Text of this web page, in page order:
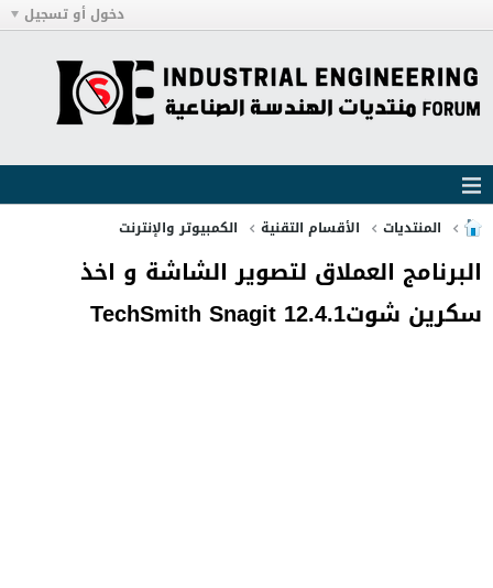
دخول أو تسجيل
المنتديات الأقسام التقنية الكمبيوتر والإنترنت
البرنامج العملاق لتصوير الشاشة و اخذ
سكرين شوتTechSmith Snagit 12.4.1